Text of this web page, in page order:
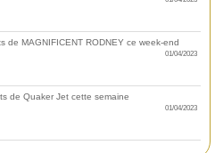
de MAGNIFICENT RODNEY ce week-end
01/04/2023
de Quaker Jet cette semaine
01/04/2023